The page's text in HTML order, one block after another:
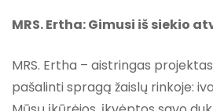
MRS. Ertha: Gimusi iš siekio
MRS. Ertha – aistringas
pašalinti spragą žaislų rinkoje: